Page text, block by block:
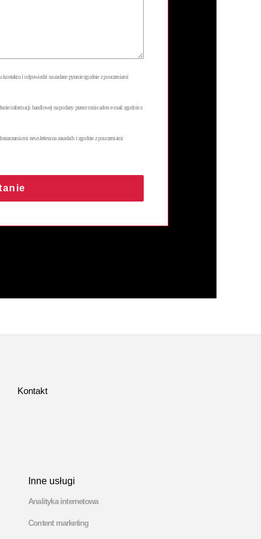
i odpowiedzi na zadane pytanie zgodnie z pouczeniami
informacji handlowej na podany przeze mnie adres e-mail zgodnie z
mi newslettera na zasadach i zgodnie z pouczeniami
Kontakt
Inne usługi
Analityka internetowa
Content marketing